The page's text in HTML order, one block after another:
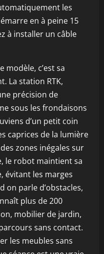
les
en à peine 15
à installer un câble
modèle, c’est sa
La station RTK,
précision de
sous les frondaisons
d’un petit coin
caprices de la lumière
zones inégales sur
le robot maintient sa
évitant les marges
on parle d’obstacles,
plus de 200
mobilier de jardin,
sans contact.
les meubles sans